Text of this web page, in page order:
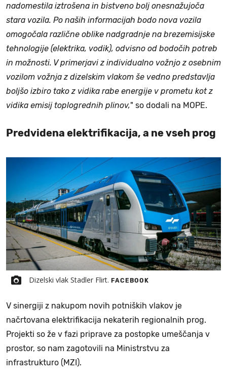
nadomestila iztrošena in bistveno bolj onesnažujoča
stara vozila. Po naših informacijah bodo nova vozila
omogočala različne oblike nadgradnje na brezemisijske
tehnologije (elektrika, vodik), odvisno od bodočih potreb
in možnosti. V primerjavi z individualno vožnjo z osebnim
vozilom vožnja z dizelskim vlakom še vedno predstavlja
boljšo izbiro tako z vidika rabe energije v prometu kot z
vidika emisij toplogrednih plinov," so dodali na MOPE.
Predvidena elektrifikacija, a ne vseh prog
Dizelski vlak Stadler Flirt. FACEBOOK
V sinergiji z nakupom novih potniških vlakov je
načrtovana elektrifikacija nekaterih regionalnih prog.
Projekti so že v fazi priprave za postopke umeščanja v
prostor, so nam zagotovili na Ministrstvu za
infrastrukturo (MZI).